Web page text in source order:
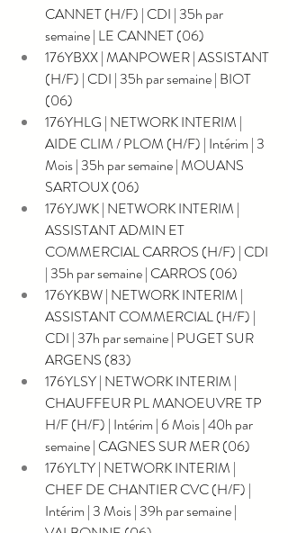
CANNET (H/F) | CDI | 35h par
semaine | LE CANNET (06)
176YBXX | MANPOWER | ASSISTANT
(H/F) | CDI | 35h par semaine | BIOT
(06)
176YHLG | NETWORK INTERIM |
AIDE CLIM / PLOM (H/F) | Intérim | 3
Mois | 35h par semaine | MOUANS
SARTOUX (06)
176YJWK | NETWORK INTERIM |
ASSISTANT ADMIN ET
COMMERCIAL CARROS (H/F) | CDI
| 35h par semaine | CARROS (06)
176YKBW | NETWORK INTERIM |
ASSISTANT COMMERCIAL (H/F) |
CDI | 37h par semaine | PUGET SUR
ARGENS (83)
176YLSY | NETWORK INTERIM |
CHAUFFEUR PL MANOEUVRE TP
H/F (H/F) | Intérim | 6 Mois | 40h par
semaine | CAGNES SUR MER (06)
176YLTY | NETWORK INTERIM |
CHEF DE CHANTIER CVC (H/F) |
Intérim | 3 Mois | 39h par semaine |